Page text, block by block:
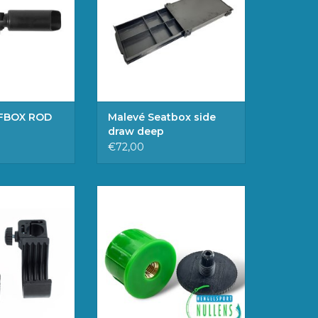
ROD
WINKELWAGEN
Malevé Seatbox side
draw deep
€72,00
2 stuks.
AAN
accessoire, steun of aasparaplu
op schroeven.
TOEVOEGEN AAN
WINKELWAGEN